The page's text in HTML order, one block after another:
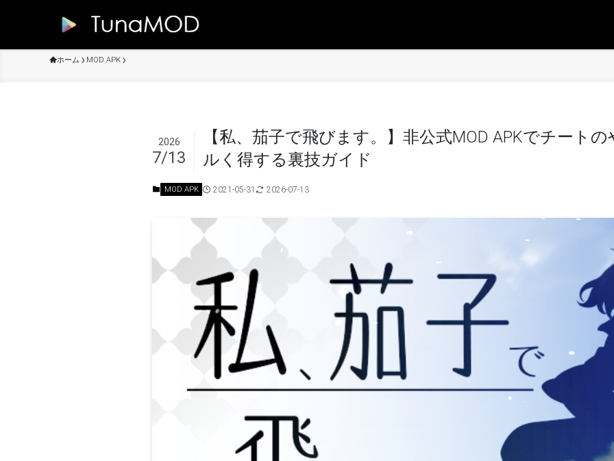
ホーム MOD APK
【私、茄子で飛びます。】非公式MOD APKでチート
ルく得する裏技ガイド
2026
7/13
MOD APK 2021-05-31 2026-07-13